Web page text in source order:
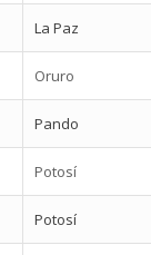
La Paz
Oruro
Pando
Potosí
Potosí